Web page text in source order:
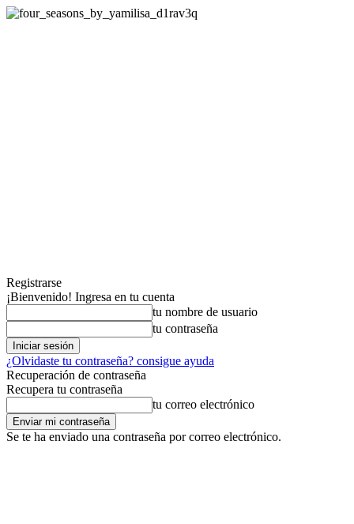
Registrarse
¡Bienvenido! Ingresa en tu cuenta
tu nombre de usuario
tu contraseña
¿Olvidaste tu contraseña? consigue ayuda
Recuperación de contraseña
Recupera tu contraseña
tu correo electrónico
Se te ha enviado una contraseña por correo electrónico.